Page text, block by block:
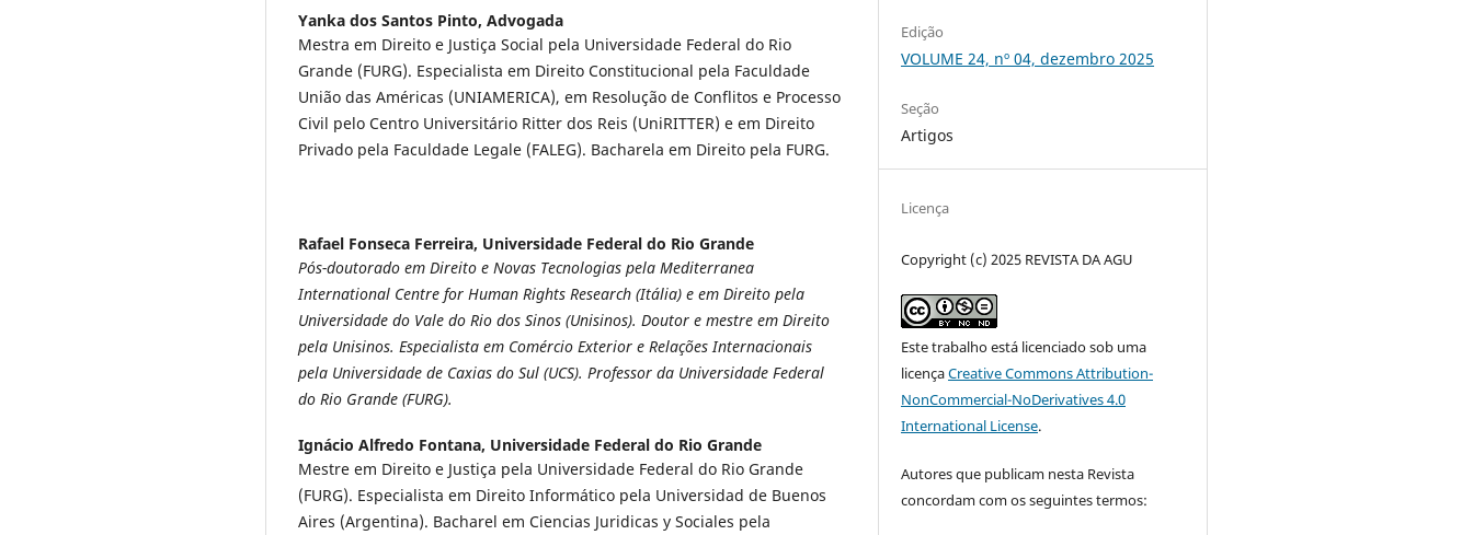
Yanka dos Santos Pinto, Advogada
Mestra em Direito e Justiça Social pela Universidade Federal do Rio
Grande (FURG). Especialista em Direito Constitucional pela Faculdade
União das Américas (UNIAMERICA), em Resolução de Conflitos e Processo
Civil pelo Centro Universitário Ritter dos Reis (UniRITTER) e em Direito
Privado pela Faculdade Legale (FALEG). Bacharela em Direito pela FURG.
Rafael Fonseca Ferreira, Universidade Federal do Rio Grande
Pós-doutorado em Direito e Novas Tecnologias pela Mediterranea
International Centre for Human Rights Research (Itália) e em Direito pela
Universidade do Vale do Rio dos Sinos (Unisinos). Doutor e mestre em Direito
pela Unisinos. Especialista em Comércio Exterior e Relações Internacionais
pela Universidade de Caxias do Sul (UCS). Professor da Universidade Federal
do Rio Grande (FURG).
Ignácio Alfredo Fontana, Universidade Federal do Rio Grande
Mestre em Direito e Justiça pela Universidade Federal do Rio Grande
(FURG). Especialista em Direito Informático pela Universidad de Buenos
Aires (Argentina). Bacharel em Ciencias Juridicas y Sociales pela
Edição
VOLUME 24, nº 04, dezembro 2025
Seção
Artigos
Licença
Copyright (c) 2025 REVISTA DA AGU
Este trabalho está licenciado sob uma
licençaCreative Commons Attribution-
NonCommercial-NoDerivatives 4.0
International License.
Autores que publicam nesta Revista
concordam com os seguintes termos: